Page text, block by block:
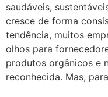
saudáveis,
cresce de forma
tendência, muitos
olhos para
produtos orgânicos e
reconhecida. Mas,